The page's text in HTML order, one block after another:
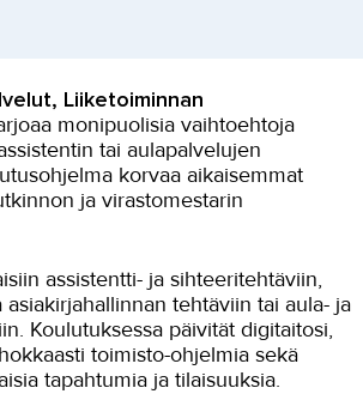
Liiketoiminnan
monipuolisia vaihtoehtoja
tai aulapalvelujen
korvaa aikaisemmat
ja virastomestarin
assistentti- ja sihteeritehtäviin,
tehtäviin tai aula- ja
Koulutuksessa päivität digitaitosi,
toimisto-ohjelmia sekä
tapahtumia ja tilaisuuksia.